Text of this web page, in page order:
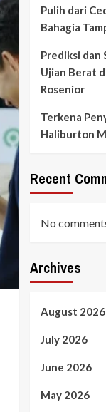
Pulih dari
Bahagia
Prediksi dan
Ujian Berat
Rosenior
Terkena
Haliburton
Recent
No
Archives
August 2026
July 2026
June 2026
May 2026